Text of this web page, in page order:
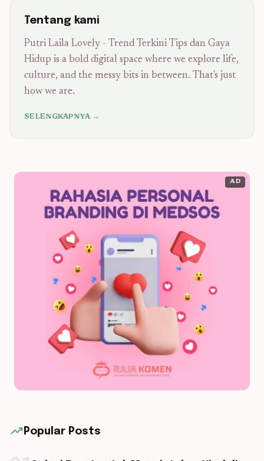
Tentang kami
Putri Laila Lovely - Trend Terkini Tips dan Gaya
Hidup is a bold digital space where we explore life,
culture, and the messy bits in between. That's just
how we are.
SELENGKAPNYA →
AD
trending_up Popular Posts